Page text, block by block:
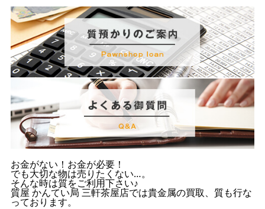
お金がない！お金が必要！
でも大切な物は売りたくない…。
そんな時は質をご利用下さい♪
質屋 かんてい局 三軒茶屋店では貴金属の買取、質も行な
っております。